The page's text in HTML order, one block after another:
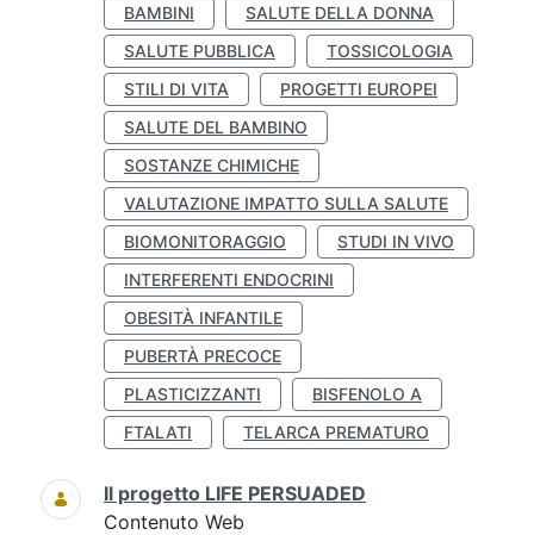
BAMBINI
SALUTE DELLA DONNA
SALUTE PUBBLICA
TOSSICOLOGIA
STILI DI VITA
PROGETTI EUROPEI
SALUTE DEL BAMBINO
SOSTANZE CHIMICHE
VALUTAZIONE IMPATTO SULLA SALUTE
BIOMONITORAGGIO
STUDI IN VIVO
INTERFERENTI ENDOCRINI
OBESITÀ INFANTILE
PUBERTÀ PRECOCE
PLASTICIZZANTI
BISFENOLO A
FTALATI
TELARCA PREMATURO
Il progetto LIFE PERSUADED
Contenuto Web